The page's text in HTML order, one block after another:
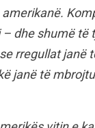
dhe shumë të
rregullat janë
janë të